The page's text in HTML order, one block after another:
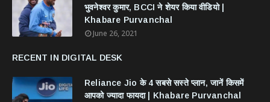
भुवनेश्वर कुमार, BCCI ने शेयर किया वीडियो |
Khabare Purvanchal
June 26, 2021
RECENT IN DIGITAL DESK
Reliance Jio के 4 सबसे सस्ते प्लान, जानें किसमें
आपको ज्यादा फायदा | Khabare Purvanchal